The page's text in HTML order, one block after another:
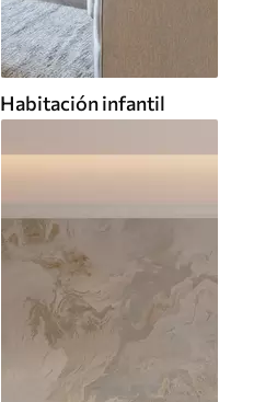
Habitación infantil